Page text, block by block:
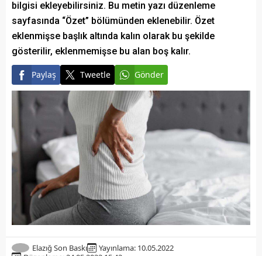
bilgisi ekleyebilirsiniz. Bu metin yazı düzenleme
sayfasında “Özet” bölümünden eklenebilir. Özet
eklenmişse başlık altında kalın olarak bu şekilde
gösterilir, eklenmemişse bu alan boş kalır.
Paylaş Tweetle Gönder
Elazığ Son Baskı
Yayınlama: 10.05.2022